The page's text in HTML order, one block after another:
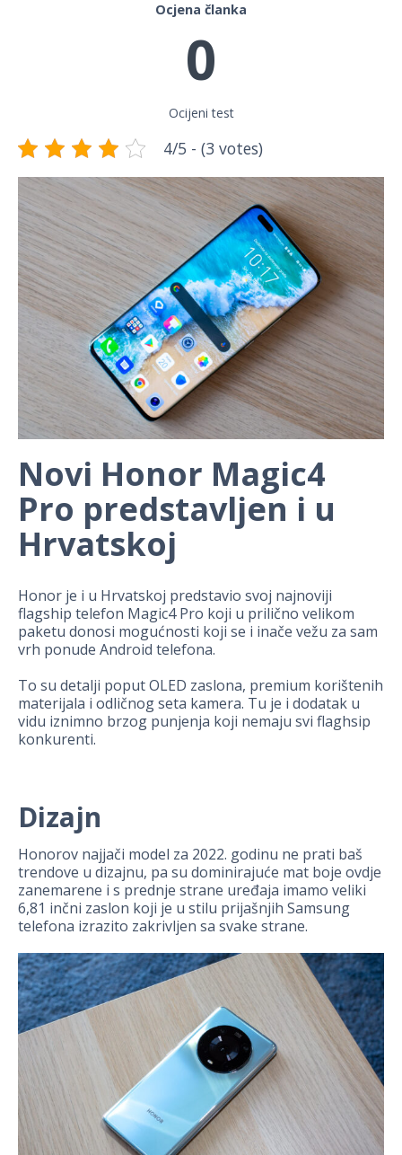
Ocjena članka
0
Ocijeni test
4/5 - (3 votes)
Novi Honor Magic4
Pro predstavljen i u
Hrvatskoj
Honor je i u Hrvatskoj predstavio svoj najnoviji
flagship telefon Magic4 Pro koji u prilično velikom
paketu donosi mogućnosti koji se i inače vežu za sam
vrh ponude Android telefona.
To su detalji poput OLED zaslona, premium korištenih
materijala i odličnog seta kamera. Tu je i dodatak u
vidu iznimno brzog punjenja koji nemaju svi flaghsip
konkurenti.
Dizajn
Honorov najjači model za 2022. godinu ne prati baš
trendove u dizajnu, pa su dominirajuće mat boje ovdje
zanemarene i s prednje strane uređaja imamo veliki
6,81 inčni zaslon koji je u stilu prijašnjih Samsung
telefona izrazito zakrivljen sa svake strane.